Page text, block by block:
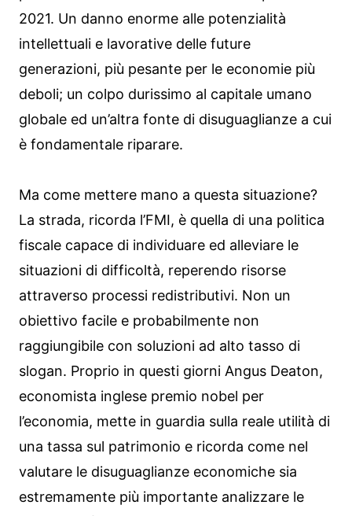
2021. Un danno enorme alle potenzialità
intellettuali e lavorative delle future
generazioni, più pesante per le economie più
deboli; un colpo durissimo al capitale umano
globale ed un’altra fonte di disuguaglianze a cui
è fondamentale riparare.
Ma come mettere mano a questa situazione?
La strada, ricorda l’FMI, è quella di una politica
fiscale capace di individuare ed alleviare le
situazioni di difficoltà, reperendo risorse
attraverso processi redistributivi. Non un
obiettivo facile e probabilmente non
raggiungibile con soluzioni ad alto tasso di
slogan. Proprio in questi giorni Angus Deaton,
economista inglese premio nobel per
l’economia, mette in guardia sulla reale utilità di
una tassa sul patrimonio e ricorda come nel
valutare le disuguaglianze economiche sia
estremamente più importante analizzare le